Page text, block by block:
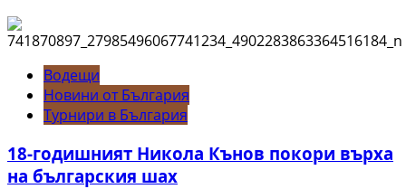
Водещи
Новини от България
Турнири в България
18-годишният Никола Кънов покори върха
на българския шах